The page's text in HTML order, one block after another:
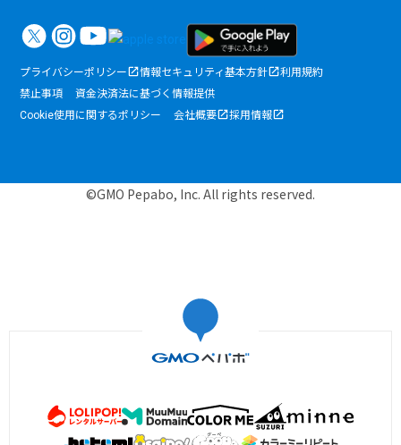
プライバシーポリシー 情報セキュリティ基本方針
利用規約
禁止事項
資金決済法に基づく情報提供
Cookie使用に関するポリシー
会社概要 採用情報
©GMO Pepabo, Inc. All rights reserved.